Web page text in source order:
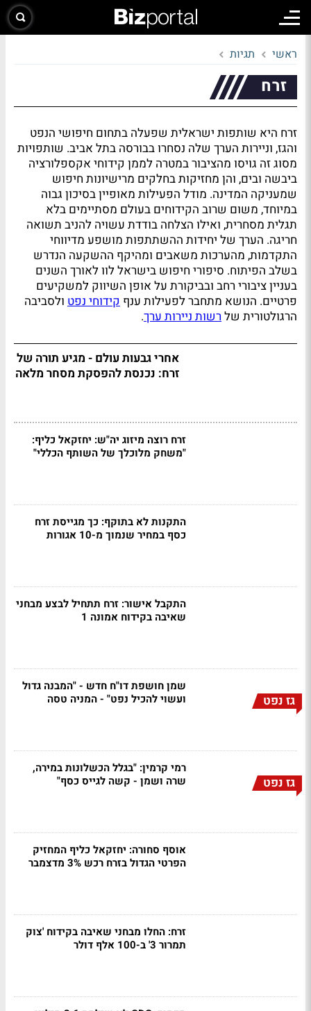
ראשי תגיות
זרח
זרח היא שותפות ישראלית שפעלה בתחום חיפושי הנפט
והגז, וניירות הערך שלה נסחרו בבורסה בתל אביב. שותפויות
מסוג זה גויסו מהציבור במטרה לממן קידוחי אקספלורציה
ביבשה ובים, והן מחזיקות בחלקים מרישיונות חיפוש
שמעניקה המדינה. מודל הפעילות מאופיין בסיכון גבוה
במיוחד, משום שרוב הקידוחים בעולם מסתיימים בלא
תגלית מסחרית, ואילו הצלחה בודדת עשויה להניב תשואה
חריגה. הערך של יחידות ההשתתפות מושפע מדיווחי
התקדמות, מהערכות משאבים ומהיקף ההשקעה הנדרש
בשלב הפיתוח. סיפורי חיפוש בישראל לוו לאורך השנים
בעניין ציבורי רחב ובביקורת על אופן השיווק למשקיעים
פרטיים. הנושא מתחבר לפעילות ענף קידוחי נפט ולסביבה
הרגולטורית שלרשות ניירות ערך.
אחרי גבעות עולם - מגיע תורה של
זרח: נכנסת להפסקת מסחר מלאה
זרח רוצה מיזוג יה"ש: יחזקאל כליף:
"משחק מלוכלך של השותף הכללי"
התקנות לא בתוקף: כך מגייסת זרח
כסף במחיר שנמוך מ-10 אגורות
התקבל אישור: זרח תתחיל לבצע מבחני
שאיבה בקידוח אמונה 1
גז נפט
שמן חושפת דו"ח חדש - "המבנה גדול
ועשוי להכיל נפט" - המניה טסה
גז נפט
רמי קרמין: "בגלל הכשלונות במירה,
שרה ושמן - קשה לגייס כסף"
אוסף סחורה: יחזקאל כליף המחזיק
הפרטי הגדול בזרח רכש 3% מדצמבר
זרח: החלו מבחני שאיבה בקידוח 'צוק
תמרור 3' ב-100 אלף דולר